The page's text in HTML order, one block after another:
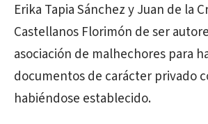
Erika Tapia Sánchez y Juan de la
Castellanos Florimón de ser
asociación de malhechores para
documentos de carácter privado
habiéndose establecido.